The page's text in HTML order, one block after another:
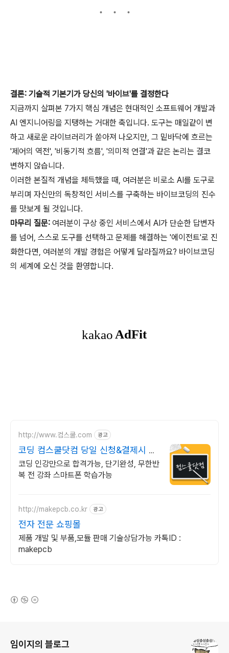
결론: 기술적 기본기가 당신의 '바이브'를 결정한다
지금까지 살펴본 7가지 핵심 개념은 현대적인 소프트웨어 개발과
AI 엔지니어링을 지탱하는 거대한 축입니다. 도구는 매일같이 변
하고 새로운 라이브러리가 쏟아져 나오지만, 그 밑바닥에 흐르는
'제어의 역전', '비동기적 흐름', '의미적 연결'과 같은 논리는 결코
변하지 않습니다.
이러한 본질적 개념을 체득했을 때, 여러분은 비로소 AI를 도구로
부리며 자신만의 독창적인 서비스를 구축하는 바이브코딩의 진수
를 맛보게 될 것입니다.
마무리 질문: 여러분이 구상 중인 서비스에서 AI가 단순한 답변자
를 넘어, 스스로 도구를 선택하고 문제를 해결하는 '에이전트'로 진
화한다면, 여러분의 개발 경험은 어떻게 달라질까요? 바이브코딩
의 세계에 오신 것을 환영합니다.
http://www.컴스쿨.com 광고
코딩 컴스쿨닷컴 당일 신청&결제시 기
프티콘!
코딩 인강만으로 합격가능, 단기완성, 무한반
복 전 강좌 스마트폰 학습가능
http://makepcb.co.kr 광고
전자 전문 쇼핑몰
제품 개발 및 부품,모듈 판매 기술상담가능 카톡ID :
makepcb
임이지의 블로그